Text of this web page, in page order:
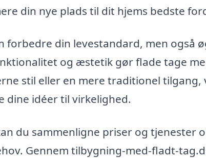
din nye plads til dit hjems bedste
forbedre din levestandard, men også
og æstetik gør flade tage
stil eller en mere traditionel tilgang,
dine idéer til virkelighed.
du sammenligne priser og tjenester
Gennem tilbygning-med-fladt-